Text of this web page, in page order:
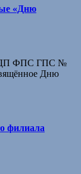
«Дню
ДП ФПС ГПС №
Дню
филиала